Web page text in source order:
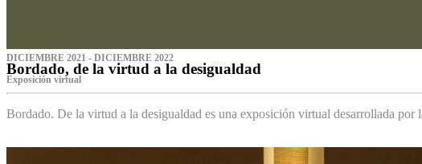
DICIEMBRE 2021 - DICIEMBRE 2022
Bordado, de la virtud a la desigualdad
Exposición virtual‌
Bordado. De la virtud a la desigualdad es una exposición virtual desarrollada